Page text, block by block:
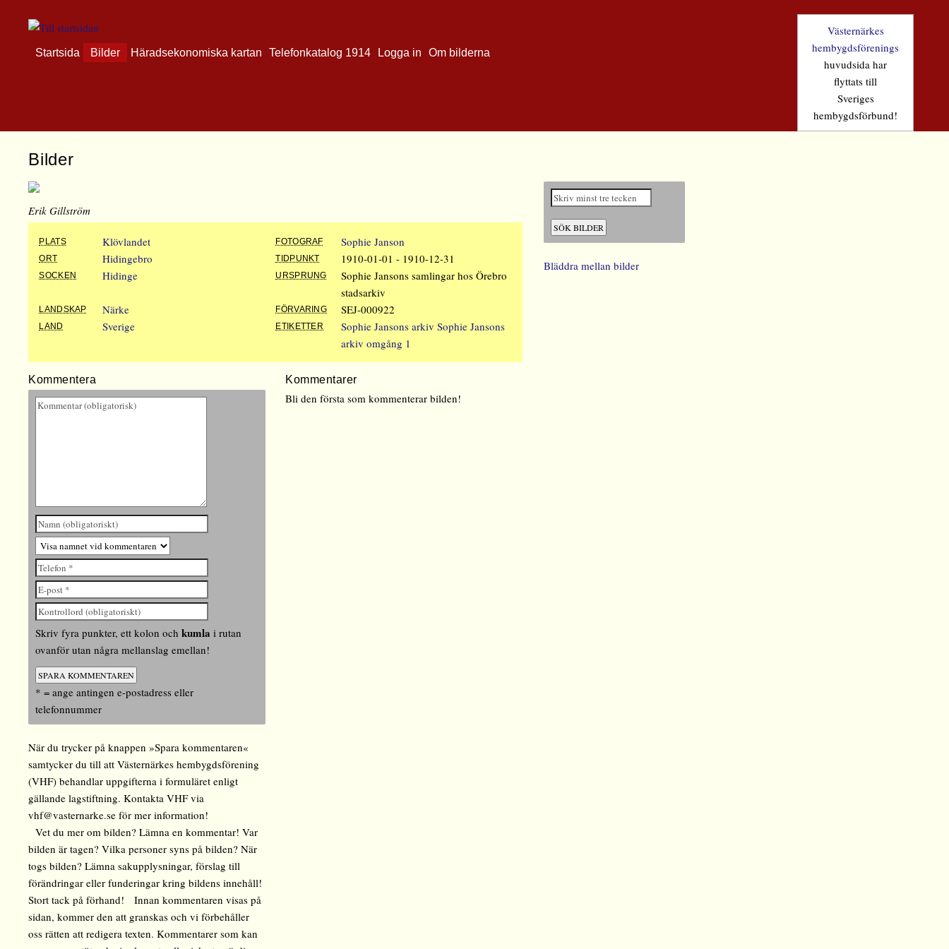
Startsida Bilder Häradsekonomiska kartan Telefonkatalog 1914 Logga in Om bilderna
Västernärkes
hembygdsförenings
huvudsida har
flyttats till
Sveriges
hembygdsförbund!
Bilder
Erik Gillström
PLATS Klövlandet FOTOGRAF Sophie Janson
ORT Hidingebro TIDPUNKT 1910-01-01 - 1910-12-31
SOCKEN Hidinge URSPRUNG
Sophie Jansons samlingar hos Örebro
stadsarkiv
LANDSKAP Närke FÖRVARING SEJ-000922
LAND Sverige ETIKETTER Sophie Jansons arkiv Sophie Jansons
arkiv omgång 1
Kommentera
Skriv fyra punkter, ett kolon ochkumla i rutan
ovanför utan några mellanslag emellan!
* = ange antingen e-postadress eller
telefonnummer
När du trycker på knappen »Spara kommentaren«
samtycker du till att Västernärkes hembygdsförening
(VHF) behandlar uppgifterna i formuläret enligt
gällande lagstiftning. Kontakta VHF via
vhf@vasternarke.se för mer information!
Vet du mer om bilden? Lämna en kommentar! Var
bilden är tagen? Vilka personer syns på bilden? När
togs bilden? Lämna sakupplysningar, förslag till
förändringar eller funderingar kring bildens innehåll!
Stort tack på förhand! Innan kommentaren visas på
sidan, kommer den att granskas och vi förbehåller
oss rätten att redigera texten. Kommentarer som kan
Kommentarer
Bli den första som kommenterar bilden!
Bläddra mellan bilder